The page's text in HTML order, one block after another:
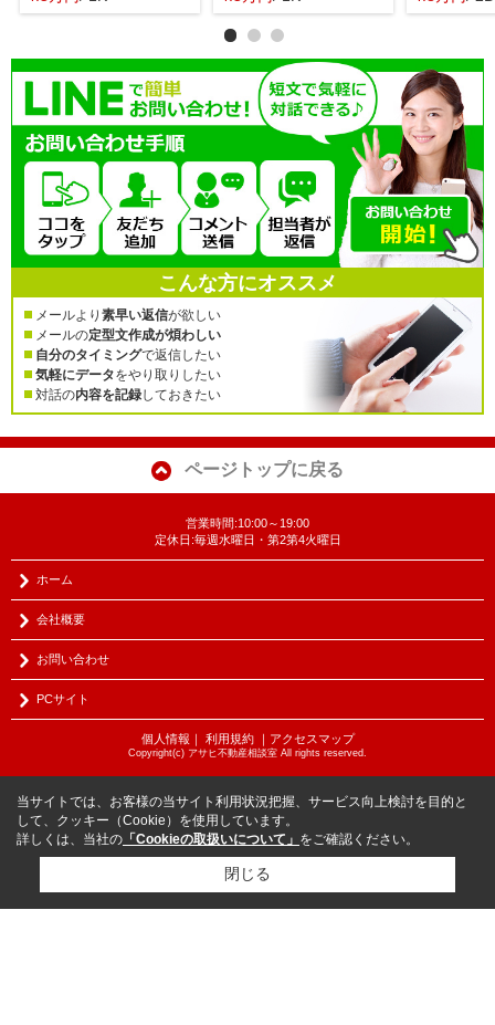
こんな方にオススメ
メールより 素早い返信が欲しい
メールの定型文作成が煩わしい
自分のタイミングで返信したい
気軽にデータをやり取りしたい
対話の内容を記録しておきたい
ページトップに戻る
営業時間:10:00～19:00
定休日:毎週水曜日・第2第4火曜日
ホーム
会社概要
お問い合わせ
PCサイト
個人情報 ｜ 利用規約｜ アクセスマップ
Copyright(c) アサヒ不動産相談室 All rights reserved.
当サイトでは、お客様の当サイト利用状況把握、サービス向上検討を目的と
して、クッキー（Cookie）を使用しています。
詳しくは、当社の 「Cookieの取扱いについて」 をご確認ください。
閉じる